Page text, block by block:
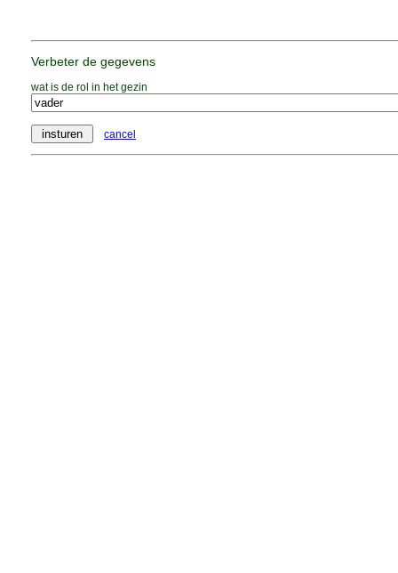
Verbeter de gegevens
wat is de rol in het gezin
cancel